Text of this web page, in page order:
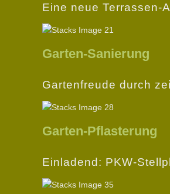
Eine neue Terrassen-
Garten-Sanierung
Gartenfreude durch
Garten-Pflasterung
Einladend: PKW-